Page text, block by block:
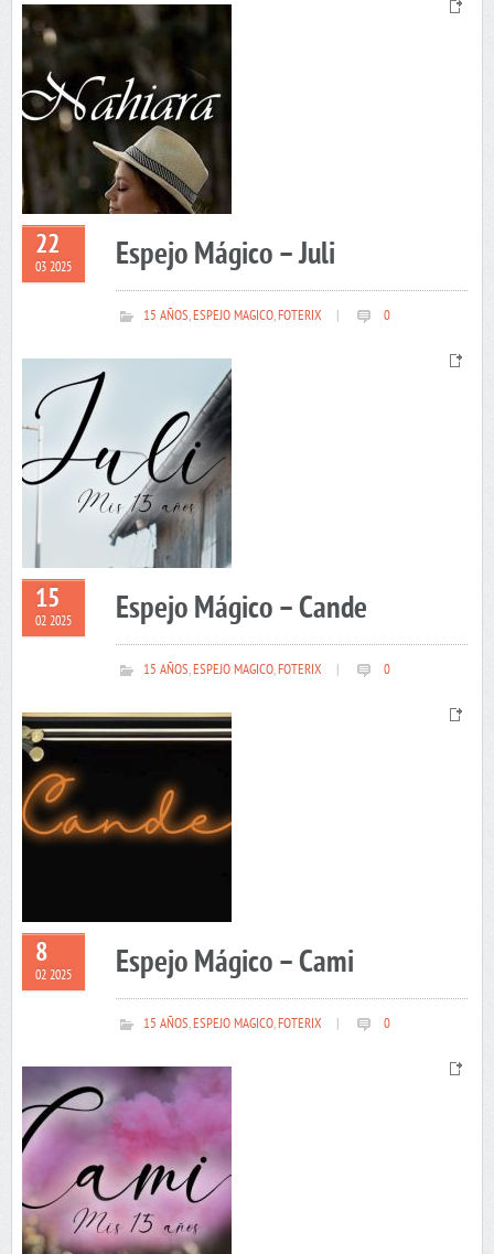
22
03 2025 Espejo Mágico – Juli
15 AÑOS,ESPEJO MAGICO,FOTERIX 0
15
02 2025 Espejo Mágico – Cande
15 AÑOS,ESPEJO MAGICO,FOTERIX 0
8
02 2025 Espejo Mágico – Cami
15 AÑOS,ESPEJO MAGICO,FOTERIX 0